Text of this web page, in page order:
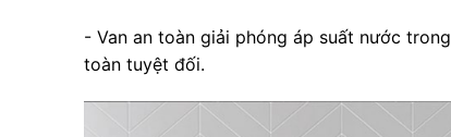
- Van an toàn giải phóng áp suất nước
toàn tuyệt đối.